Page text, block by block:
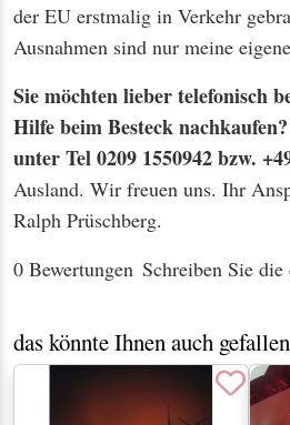
der EU erstmalig in Verkehr
Ausnahmen sind nur meine
Sie möchten lieber telefonisch
Hilfe beim Besteck
unter Tel 0209 1550942 bzw.
Ausland. Wir freuen uns. Ihr
Ralph Prüschberg.
0 Bewertungen Schreiben Sie
das könnte Ihnen auch